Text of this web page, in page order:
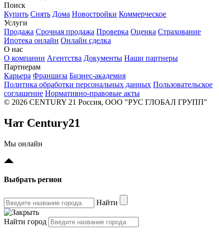
Поиск
Купить Снять Дома Новостройки Коммерческое
Услуги
Продажа Срочная продажа Проверка Оценка Страхование
Ипотека онлайн Онлайн сделка
О нас
О компании Агентства Документы Наши партнеры
Партнерам
Карьера Франшиза Бизнес-академия
Политика обработки персональных данных Пользовательское
соглашение Нормативно-правовые акты
© 2026 CENTURY 21 Россия, ООО "РУС ГЛОБАЛ ГРУПП"
Чат Century21
Мы онлайн
Выбрать регион
Найти
Найти город